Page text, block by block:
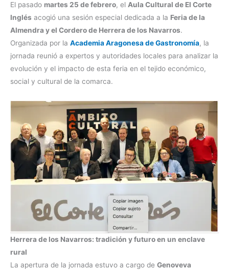
El pasado martes 25 de febrero, el Aula Cultural de El Corte
Inglés acogió una sesión especial dedicada a la Feria de la
Almendra y el Cordero de Herrera de los Navarros.
Organizada por la Academia Aragonesa de Gastronomía, la
jornada reunió a expertos y autoridades locales para analizar la
evolución y el impacto de esta feria en el tejido económico,
social y cultural de la comarca.
Herrera de los Navarros: tradición y futuro en un enclave
rural
La apertura de la jornada estuvo a cargo de Genoveva